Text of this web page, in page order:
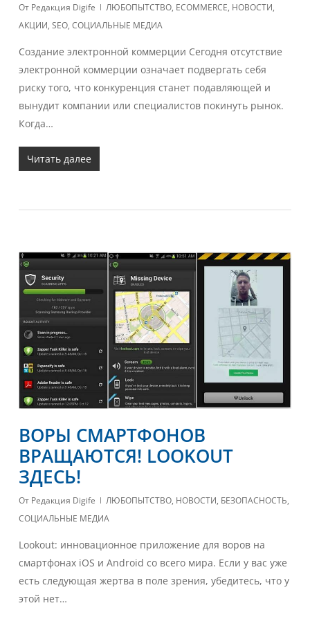
От Редакция Digife ЛЮБОПЫТСТВО, ECOMMERCE, НОВОСТИ,
АКЦИИ, SEO, СОЦИАЛЬНЫЕ МЕДИА
Создание электронной коммерции Сегодня отсутствие
электронной коммерции означает подвергать себя
риску того, что конкуренция станет подавляющей и
вынудит компании или специалистов покинуть рынок.
Когда…
Читать далее
ВОРЫ СМАРТФОНОВ
ВРАЩАЮТСЯ! LOOKOUT
ЗДЕСЬ!
От Редакция Digife ЛЮБОПЫТСТВО, НОВОСТИ, БЕЗОПАСНОСТЬ,
СОЦИАЛЬНЫЕ МЕДИА
Lookout: инновационное приложение для воров на
смартфонах iOS и Android со всего мира. Если у вас уже
есть следующая жертва в поле зрения, убедитесь, что у
этой нет…